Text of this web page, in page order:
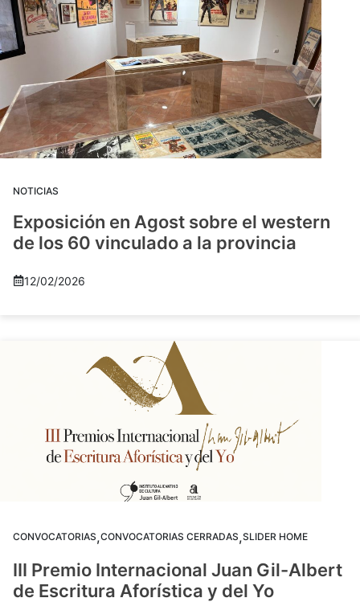
NOTICIAS
Exposición en Agost sobre el western
de los 60 vinculado a la provincia
12/02/2026
CONVOCATORIAS,CONVOCATORIAS CERRADAS,SLIDER HOME
III Premio Internacional Juan Gil-Albert
de Escritura Aforística y del Yo